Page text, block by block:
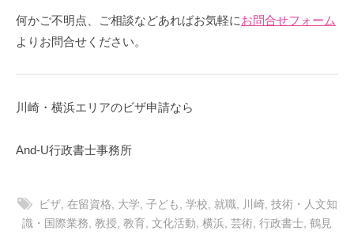
何かご不明点、ご相談などあればお気軽にお問合せフォーム
よりお問合せください。
川崎・横浜エリアのビザ申請なら
And-U行政書士事務所
ビザ, 在留資格 大学 子ども 学校 就職 川崎, 技術・人文知
識・国際業務 教授 教育 文化活動 横浜 芸術 行政書士 鶴見